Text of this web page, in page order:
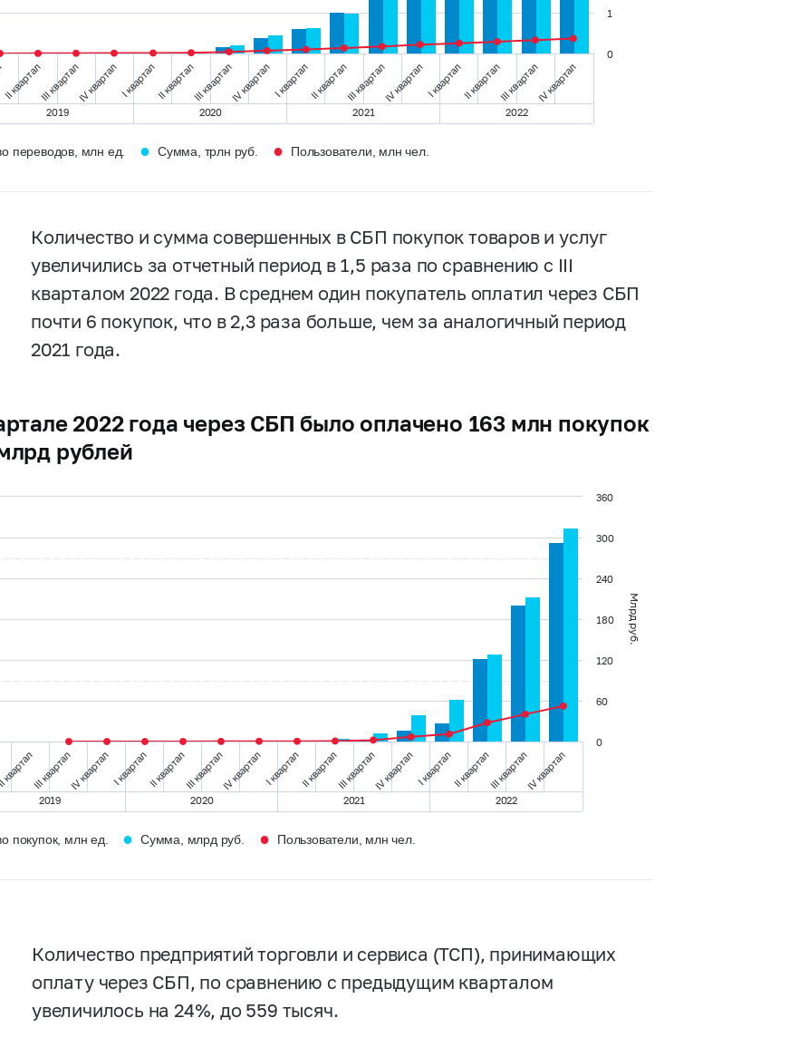
2019
II кварталIII кварталIV квартал I квартал
2020
II кварталIII кварталIV квартал I квартал
2021
II кварталIII кварталIV квартал I квартал
2022
II кварталIII кварталIV квартал
0
1
переводов, млн ед. ● Сумма, трлн руб. ● Пользователи, млн чел.
Количество и сумма совершенных в СБП покупок товаров и услуг
увеличились за отчетный период в 1,5 раза по сравнению с III
кварталом 2022 года. В среднем один покупатель оплатил через СБП
почти 6 покупок, что в 2,3 раза больше, чем за аналогичный период
2021 года.
2022 года через СБП было оплачено 163 млн покупок
рублей
Млрд руб.
2019
II кварталIII кварталIV квартал I квартал
2020
II кварталIII кварталIV квартал I квартал
2021
II кварталIII кварталIV квартал I квартал
2022
II кварталIII кварталIV квартал
0
60
120
180
240
300
360
покупок, млн ед. ● Сумма, млрд руб. ● Пользователи, млн чел.
Количество предприятий торговли и сервиса (ТСП), принимающих
оплату через СБП, по сравнению с предыдущим кварталом
увеличилось на 24%, до 559 тысяч.